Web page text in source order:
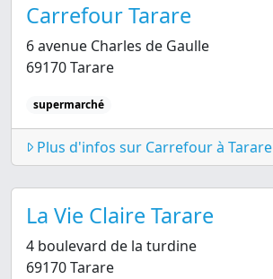
Carrefour Tarare
6 avenue Charles de Gaulle
69170 Tarare
supermarché
Plus d'infos sur Carrefour à Tarare
La Vie Claire Tarare
4 boulevard de la turdine
69170 Tarare